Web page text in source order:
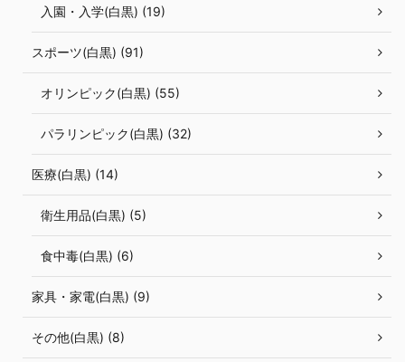
入園・入学(白黒) (19)
スポーツ(白黒) (91)
オリンピック(白黒) (55)
パラリンピック(白黒) (32)
医療(白黒) (14)
衛生用品(白黒) (5)
食中毒(白黒) (6)
家具・家電(白黒) (9)
その他(白黒) (8)